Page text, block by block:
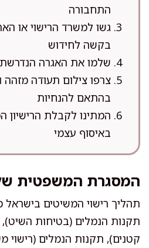
התחבורה
גשו למשרד הרישוי או
בקשה לחידוש
שלמו את האגרה
צרפו צילום תעודה מזהה
בהתאם להנחיות
המתינו לקבלת הרישיון
באיסוף עצמי
המסגרת המשפטית
תהליך רישוי המשיטים בישראל
תקנות הנמלים (בטיחות
קטנים), תקנות הנמלים (רישוי